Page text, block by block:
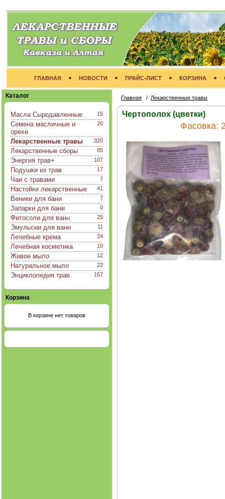
ГЛАВНАЯ НОВОСТИ ПРАЙС-ЛИСТ КОРЗИНА
Каталог
15
Масла Сыродавленные
20
Семена масличные и
орехи
320
Лекарственные травы
85
Лекарственные сборы
107
Энергия трав+
17
Подушки из трав
7
Чаи с травами
41
Настойки лекарственные
7
Веники для бани
0
Запарки для бани
25
Фитосоли для ванн
11
Эмульсии для ванн
24
Лечебные крема
10
Лечебная косметика
12
Живое мыло
22
Натуральное мыло
157
Энциклопедия трав
Корзина
В корзине нет товаров
Главная / Лекарственные травы
Чертополох (цветки)
Фасовка: